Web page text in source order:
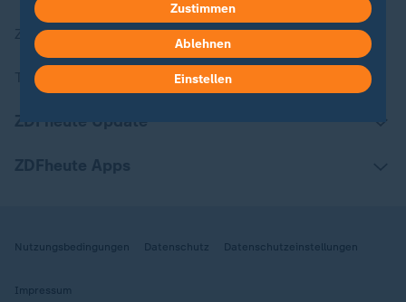
ZDFheute Stories
Themen im Überblick
ZDFheute Update
Nutzungsbedingungen Datenschutz Datenschutzeinstellungen
Impressum
Zustimmen
Ablehnen
Einstellen